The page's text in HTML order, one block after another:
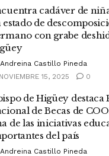
cadáver de
estado de
con grabe
Andreina Castillo Pineda
NOVIEMBRE 15, 2025
0
de Higüey destaca
de Becas de
de las iniciativas
del país
Andreina Castillo Pineda